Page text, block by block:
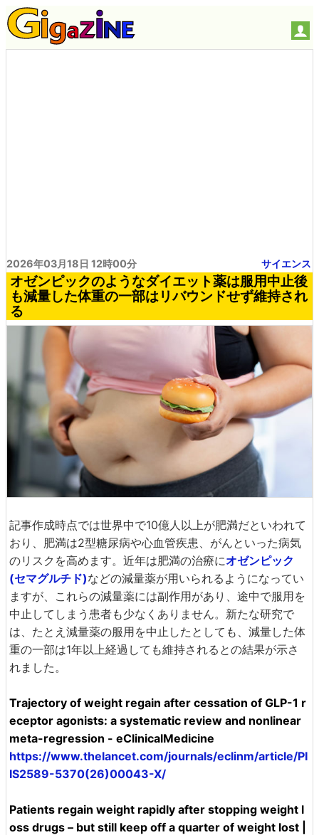
2026年03月18日 12時00分 サイエンス
オゼンピックのようなダイエット薬は服用中止後
も減量した体重の一部はリバウンドせず維持され
る
記事作成時点では世界中で10億人以上が肥満だといわれて
おり、肥満は2型糖尿病や心血管疾患、がんといった病気
のリスクを高めます。近年は肥満の治療にオゼンピック
(セマグルチド)などの減量薬が用いられるようになってい
ますが、これらの減量薬には副作用があり、途中で服用を
中止してしまう患者も少なくありません。新たな研究で
は、たとえ減量薬の服用を中止したとしても、減量した体
重の一部は1年以上経過しても維持されるとの結果が示さ
れました。
Trajectory of weight regain after cessation of GLP-1 r
eceptor agonists: a systematic review and nonlinear
meta-regression - eClinicalMedicine
https://www.thelancet.com/journals/eclinm/article/PI
IS2589-5370(26)00043-X/
Patients regain weight rapidly after stopping weight l
oss drugs – but still keep off a quarter of weight lost |